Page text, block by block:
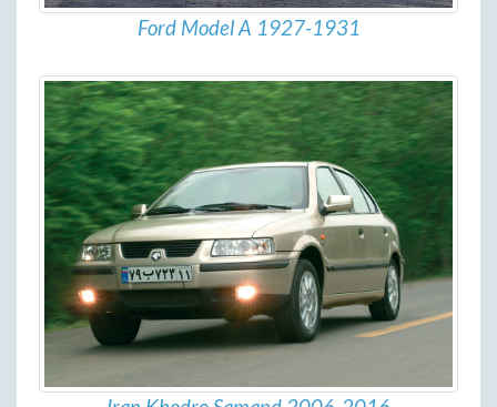
Ford Model A 1927-1931